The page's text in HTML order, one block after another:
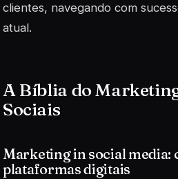
clientes, navegando com
atual.
A Bíblia do
Sociais
Marketing in social media:
plataformas digitais